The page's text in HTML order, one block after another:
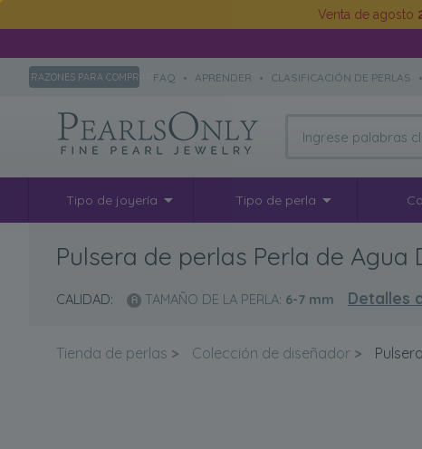
Venta de agosto
RAZONES PARA COMPRAR FAQ • APRENDER • CLASIFICACIÓN DE PERLAS •
Tipo de joyería Tipo de perla
Pulsera de perlas Perla de
CALIDAD: TAMAÑO DE LA PERLA: 6-7 mm Detalles
Tienda de perlas > Colección de diseñador >